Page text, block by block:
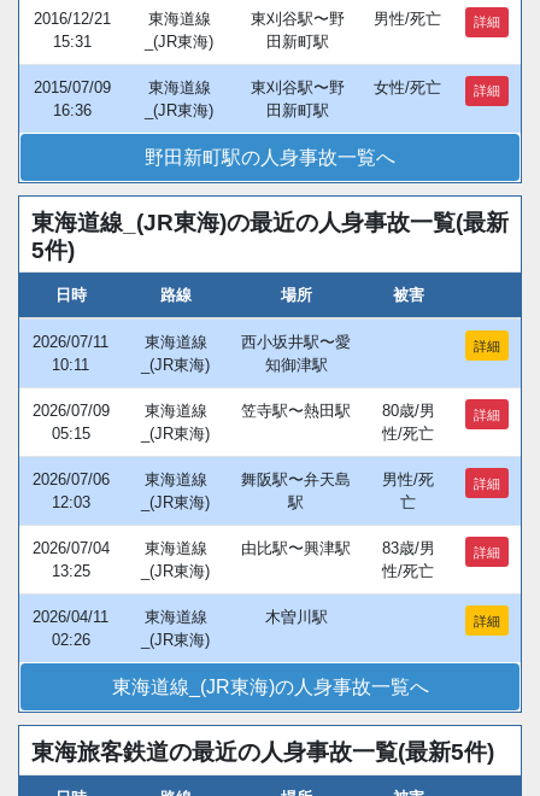
2016/12/21
15:31
東海道線
_(JR東海)
東刈谷駅〜野
田新町駅
男性/死亡 詳細
2015/07/09
16:36
東海道線
_(JR東海)
東刈谷駅〜野
田新町駅
女性/死亡 詳細
野田新町駅の人身事故一覧へ
東海道線_(JR東海)の最近の人身事故一覧(最新
5件)
日時 路線 場所 被害
2026/07/11
10:11
東海道線
_(JR東海)
西小坂井駅〜愛
知御津駅
詳細
2026/07/09
05:15
東海道線
_(JR東海)
笠寺駅〜熱田駅
80歳/男
性/死亡
詳細
2026/07/06
12:03
東海道線
_(JR東海)
舞阪駅〜弁天島
駅
男性/死
亡
詳細
2026/07/04
13:25
東海道線
_(JR東海)
由比駅〜興津駅
83歳/男
性/死亡
詳細
2026/04/11
02:26
東海道線
_(JR東海)
木曽川駅 詳細
東海道線_(JR東海)の人身事故一覧へ
東海旅客鉄道の最近の人身事故一覧(最新5件)